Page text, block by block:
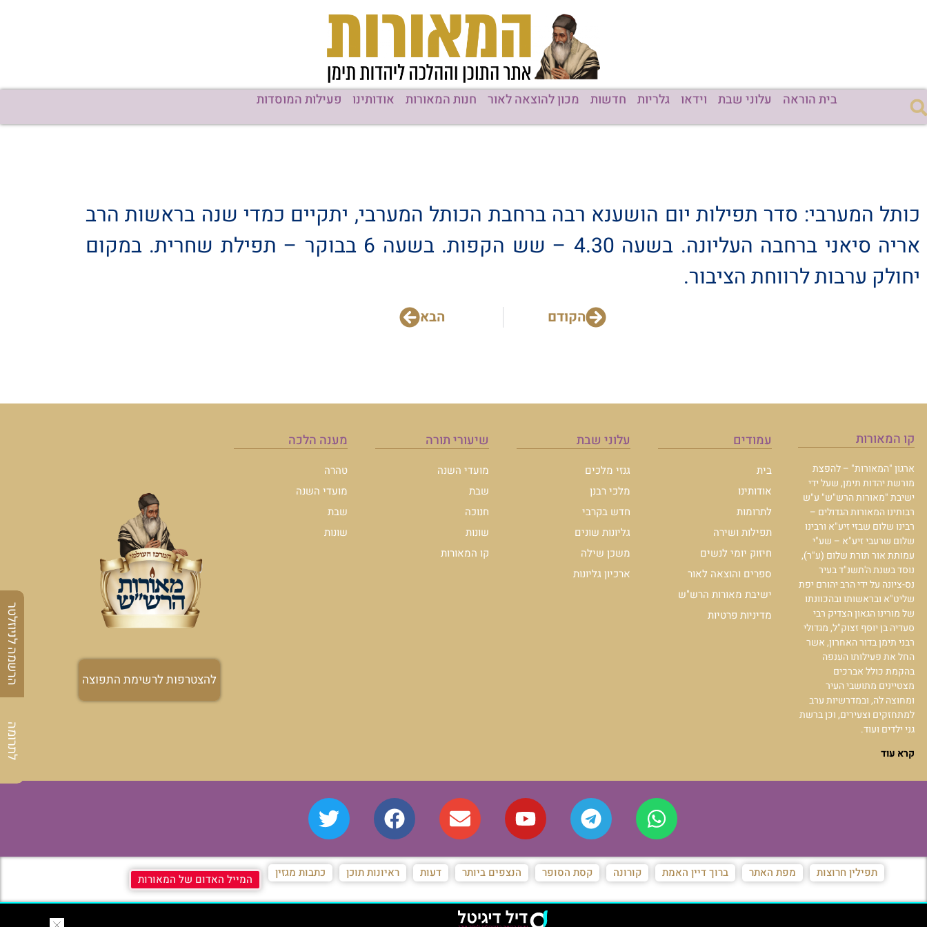
בית הוראה עלוני שבת וידאו גלריות חדשות מכון להוצאה לאור חנות המאורות אודותינו פעילות המוסדות
כותל המערבי: סדר תפילות יום הושענא רבה ברחבת הכותל המערבי, יתקיים כמדי שנה בראשות הרב
אריה סיאני ברחבה העליונה. בשעה 4.30 – שש הקפות. בשעה 6 בבוקר – תפילת שחרית. במקום
יחולק ערבות לרווחת הציבור.
הקודם הבא
קו המאורות
ארגון "המאורות" – להפצת
מורשת יהדות תימן, שעל ידי
ישיבת "מאורות הרש"ש" ע"ש
רבותינו המאורות הגדולים –
רבינו שלום שבזי זיע"א ורבינו
שלום שרעבי זיע"א – שע"י
עמותת אור תורת שלום (ע"ר),
נוסד בשנת ה'תשנ"ד בעיר
נס-ציונה על ידי הרב יהורם יפת
שליט"א ובראשותו ובהכוונתו
של מורינו הגאון הצדיק רבי
סעדיה בן יוסף זצוק"ל, מגדולי
רבני תימן בדור האחרון, אשר
החל את פעילותו הענפה
בהקמת כולל אברכים
מצטיינים מתושבי העיר
ומחוצה לה, ובמדרשיות ערב
למתחזקים וצעירים, וכן ברשת
גני ילדים ועוד.
קרא עוד
עמודים
בית
אודותינו
לתרומות
תפילות ושירה
חיזוק יומי לנשים
ספרים והוצאה לאור
ישיבת מאורות הרש"ש
מדיניות פרטיות
עלוני שבת
גנזי מלכים
מלכי רבנן
חדש בקרבי
גליונות שונים
משכן שילה
ארכיון גליונות
שיעורי תורה
מועדי השנה
שבת
חנוכה
שונות
קו המאורות
מענה הלכה
טהרה
מועדי השנה
שבת
שונות
להצטרפות לרשימת התפוצה הרשמה לניוזלטר
לתרומה
תפילין חרוצות מפת האתר ברוך דיין האמת קורונה קסת הסופר הנצפים ביותר דעות ראיונות תוכן כתבות מגזין המייל האדום של המאורות